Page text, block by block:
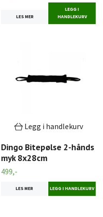
LES MER
LEGG I
HANDLEKURV
Legg i handlekurv
Dingo Bitepølse 2-hånds
myk 8x28cm
499,-
LES MER